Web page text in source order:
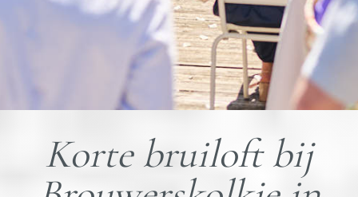
Korte bruiloft bij